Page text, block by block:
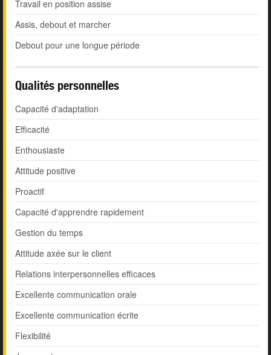
Travail en position assise
Assis, debout et marcher
Debout pour une longue période
Qualités personnelles
Capacité d'adaptation
Efficacité
Enthousiaste
Attitude positive
Proactif
Capacité d'apprendre rapidement
Gestion du temps
Attitude axée sur le client
Relations interpersonnelles efficaces
Excellente communication orale
Excellente communication écrite
Flexibilité